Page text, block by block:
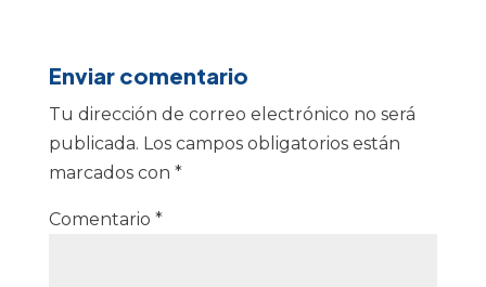
Enviar comentario
Tu dirección de correo electrónico no será
publicada. Los campos obligatorios están
marcados con *
Comentario *